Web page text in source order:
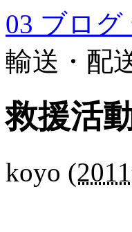
03 ブロ
輸送・配
救援活
koyo (